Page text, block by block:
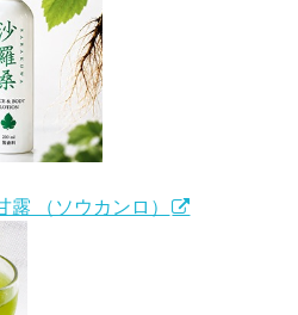
（ソウカンロ）